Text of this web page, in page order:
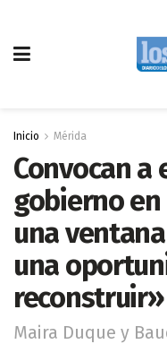
Inicio Mérida
Convocan a
gobierno en
una
una
reconstruir»
Maira Duque y